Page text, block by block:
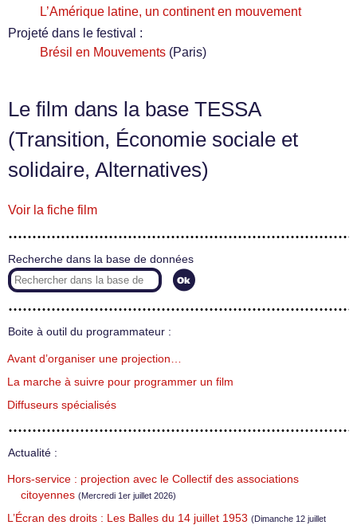
L’Amérique latine, un continent en mouvement
Projeté dans le festival :
Brésil en Mouvements (Paris)
Le film dans la base TESSA
(Transition, Économie sociale et
solidaire, Alternatives)
Voir la fiche film
Recherche dans la base de données
Boite à outil du programmateur :
Avant d’organiser une projection…
La marche à suivre pour programmer un film
Diffuseurs spécialisés
Actualité :
Hors-service : projection avec le Collectif des associations
citoyennes (Mercredi 1er juillet 2026)
L’Écran des droits : Les Balles du 14 juillet 1953 (Dimanche 12 juillet